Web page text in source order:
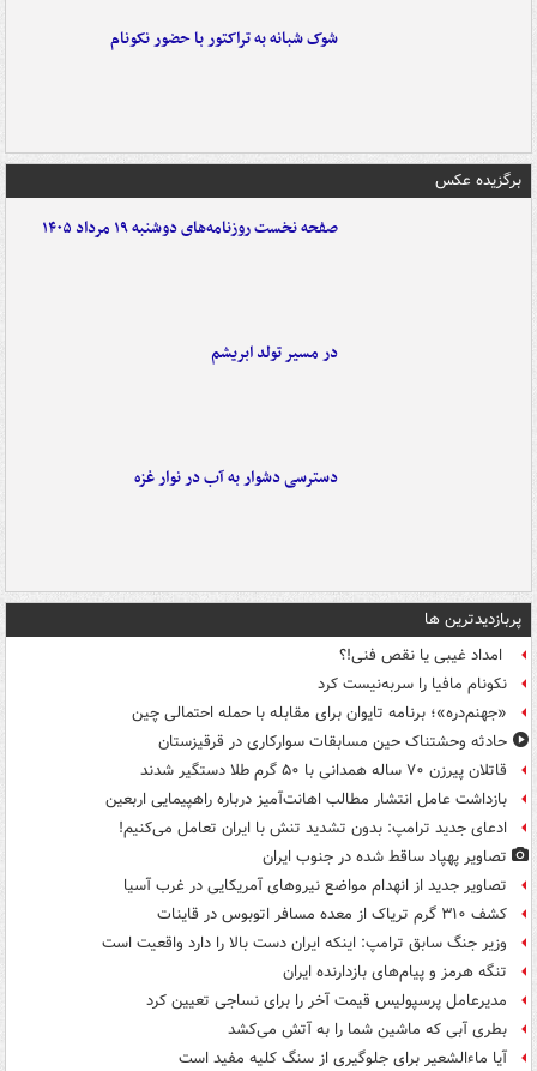
شوک شبانه به تراکتور با حضور نکونام
برگزیده عکس
صفحه نخست روزنامه‌های دوشنبه ۱۹ مرداد ۱۴۰۵
در مسیر تولد ابریشم
دسترسی دشوار به آب در نوار غزه
پربازدیدترین ها
امداد غیبی یا نقص فنی!؟
نکونام مافیا را سربه‌نیست کرد
«جهنم‌دره»؛ برنامه تایوان برای مقابله با حمله احتمالی چین
حادثه وحشتناک حین مسابقات سوارکاری در قرقیزستان
قاتلان پیرزن ۷۰ ساله همدانی با ۵۰ گرم طلا دستگیر شدند
بازداشت عامل انتشار مطالب اهانت‌آمیز درباره راهپیمایی اربعین
ادعای جدید ترامپ: بدون تشدید تنش با ایران تعامل می‌کنیم!
تصاویر پهپاد ساقط شده در جنوب ایران
تصاویر جدید از انهدام مواضع نیروهای آمریکایی در غرب آسیا
کشف ۳۱۰ گرم تریاک از معده مسافر اتوبوس در قاینات
وزیر جنگ سابق ترامپ: اینکه ایران دست بالا را دارد واقعیت است
تنگه هرمز و پیام‌های بازدارنده ایران
مدیرعامل پرسپولیس قیمت آخر را برای نساجی تعیین کرد
بطری آبی که ماشین شما را به آتش می‌کشد
آیا ماءالشعیر برای جلوگیری از سنگ کلیه مفید است